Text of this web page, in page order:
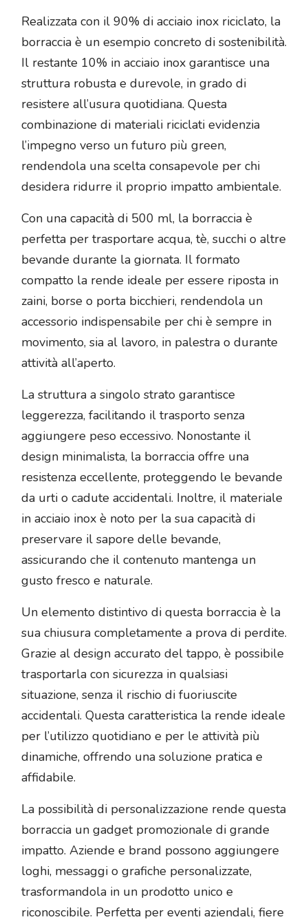
Realizzata con il 90% di acciaio inox riciclato, la
borraccia è un esempio concreto di sostenibilità.
Il restante 10% in acciaio inox garantisce una
struttura robusta e durevole, in grado di
resistere all’usura quotidiana. Questa
combinazione di materiali riciclati evidenzia
l’impegno verso un futuro più green,
rendendola una scelta consapevole per chi
desidera ridurre il proprio impatto ambientale.
Con una capacità di 500 ml, la borraccia è
perfetta per trasportare acqua, tè, succhi o altre
bevande durante la giornata. Il formato
compatto la rende ideale per essere riposta in
zaini, borse o porta bicchieri, rendendola un
accessorio indispensabile per chi è sempre in
movimento, sia al lavoro, in palestra o durante
attività all’aperto.
La struttura a singolo strato garantisce
leggerezza, facilitando il trasporto senza
aggiungere peso eccessivo. Nonostante il
design minimalista, la borraccia offre una
resistenza eccellente, proteggendo le bevande
da urti o cadute accidentali. Inoltre, il materiale
in acciaio inox è noto per la sua capacità di
preservare il sapore delle bevande,
assicurando che il contenuto mantenga un
gusto fresco e naturale.
Un elemento distintivo di questa borraccia è la
sua chiusura completamente a prova di perdite.
Grazie al design accurato del tappo, è possibile
trasportarla con sicurezza in qualsiasi
situazione, senza il rischio di fuoriuscite
accidentali. Questa caratteristica la rende ideale
per l’utilizzo quotidiano e per le attività più
dinamiche, offrendo una soluzione pratica e
affidabile.
La possibilità di personalizzazione rende questa
borraccia un gadget promozionale di grande
impatto. Aziende e brand possono aggiungere
loghi, messaggi o grafiche personalizzate,
trasformandola in un prodotto unico e
riconoscibile. Perfetta per eventi aziendali, fiere